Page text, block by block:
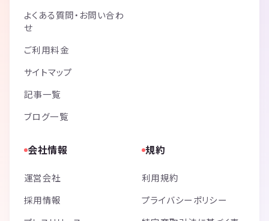
よくある質問・お問い合わ
せ
ご利用料金
サイトマップ
記事一覧
ブログ一覧
会社情報
運営会社
採用情報
規約
利用規約
プライバシーポリシー